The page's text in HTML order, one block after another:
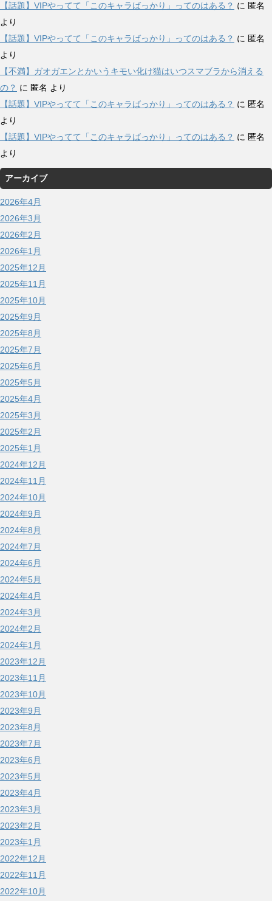
【話題】VIPやってて「このキャラばっかり」ってのはある？ に 匿名
より
【話題】VIPやってて「このキャラばっかり」ってのはある？ に 匿名
より
【不満】ガオガエンとかいうキモい化け猫はいつスマブラから消える
の？ に 匿名 より
【話題】VIPやってて「このキャラばっかり」ってのはある？ に 匿名
より
【話題】VIPやってて「このキャラばっかり」ってのはある？ に 匿名
より
アーカイブ
2026年4月
2026年3月
2026年2月
2026年1月
2025年12月
2025年11月
2025年10月
2025年9月
2025年8月
2025年7月
2025年6月
2025年5月
2025年4月
2025年3月
2025年2月
2025年1月
2024年12月
2024年11月
2024年10月
2024年9月
2024年8月
2024年7月
2024年6月
2024年5月
2024年4月
2024年3月
2024年2月
2024年1月
2023年12月
2023年11月
2023年10月
2023年9月
2023年8月
2023年7月
2023年6月
2023年5月
2023年4月
2023年3月
2023年2月
2023年1月
2022年12月
2022年11月
2022年10月